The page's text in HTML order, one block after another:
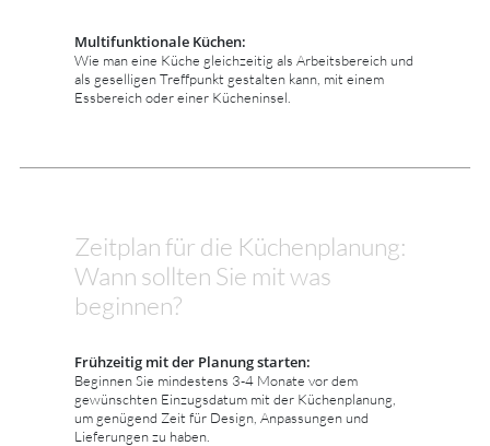
Multifunktionale Küchen:
Wie man eine Küche gleichzeitig als Arbeitsbereich und
als geselligen Treffpunkt gestalten kann, mit einem
Essbereich oder einer Kücheninsel.
Zeitplan für die Küchenplanung:
Wann sollten Sie mit was
beginnen?
Frühzeitig mit der Planung starten:
Beginnen Sie mindestens 3-4 Monate vor dem
gewünschten Einzugsdatum mit der Küchenplanung,
um genügend Zeit für Design, Anpassungen und
Lieferungen zu haben.